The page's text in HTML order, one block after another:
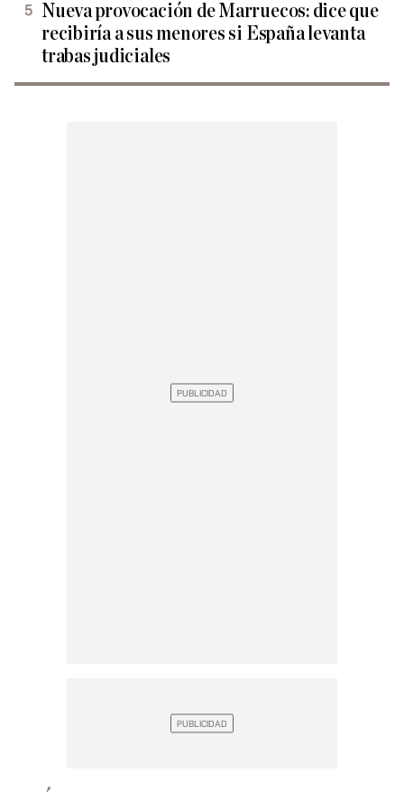
Nueva provocación de Marruecos: dice que
recibiría a sus menores si España levanta
trabas judiciales